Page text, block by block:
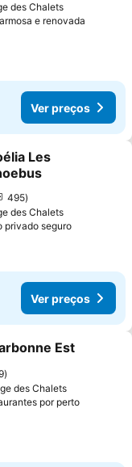
des Chalets
e renovada
Ver preços
favoritos
Les
495
des Chalets
privado seguro
Ver preços
favoritos
Est
des Chalets
por perto